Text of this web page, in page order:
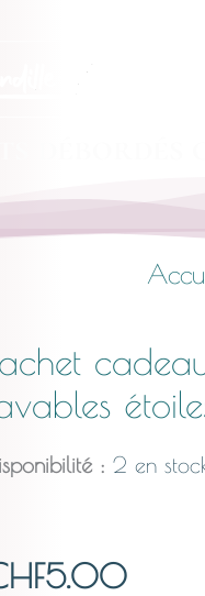
débordés
: 2 en
5.00